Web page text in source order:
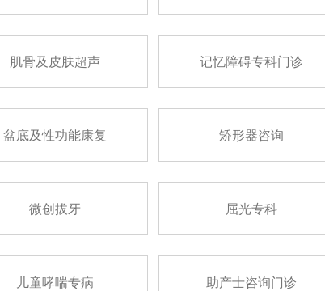
肌骨及皮肤超声 记忆障碍专科门诊
盆底及性功能康复 矫形器咨询
微创拔牙 屈光专科
儿童哮喘专病 助产士咨询门诊